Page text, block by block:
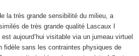
la très grande sensibilité du milieu, a
de très grande qualité Lascaux I
aujourd’hui visitable via un jumeau virtuel
fidèle sans les contraintes physiques de